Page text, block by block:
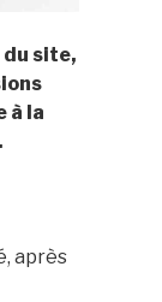
du site,
à la
après